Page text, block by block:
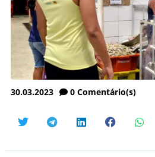
30.03.2023 0 Comentário(s)